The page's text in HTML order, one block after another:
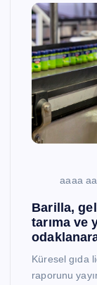
aaaa
Barilla,
tarıma ve
Küresel gıda
raporunu